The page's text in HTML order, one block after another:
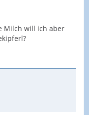
Milch will ich aber